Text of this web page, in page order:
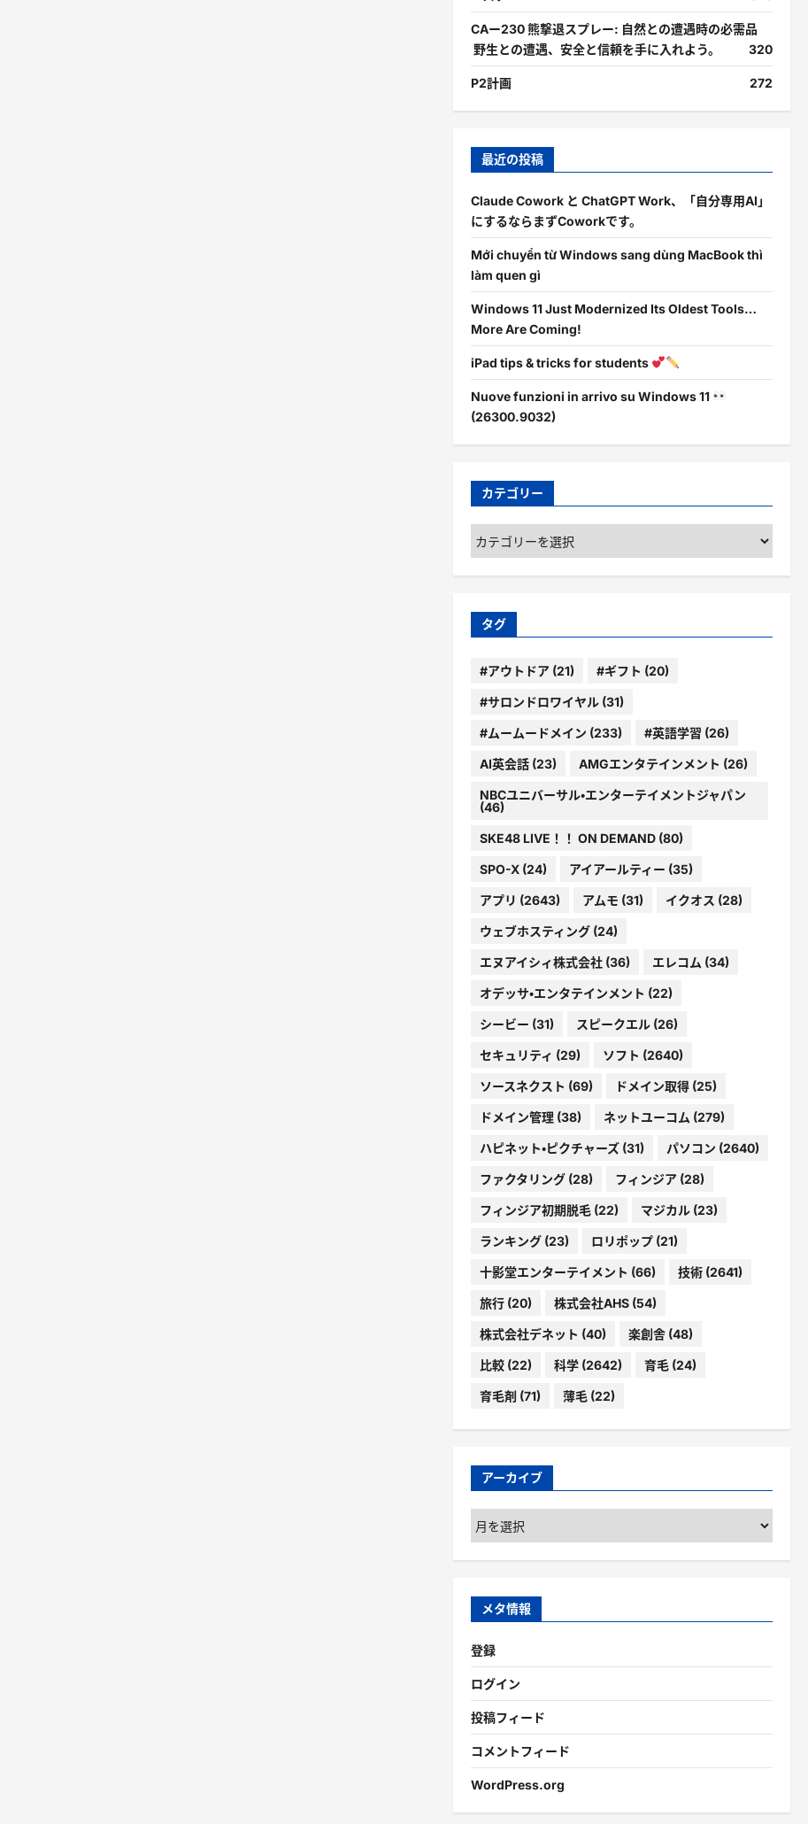
CAー230 熊撃退スプレー: 自然との遭遇時の必需品
野生との遭遇、安全と信頼を手に入れよう。
320
P2計画 272
最近の投稿
Claude Cowork と ChatGPT Work、「自分専用AI」
にするならまずCoworkです。
Mới chuyển từ Windows sang dùng MacBook thì
làm quen gì
Windows 11 Just Modernized Its Oldest Tools…
More Are Coming!
iPad tips & tricks for students
Nuove funzioni in arrivo su Windows 11
(26300.9032)
カテゴリー
カ
テ
ゴ
ー
タグ
#アウトドア(21) #ギフト (20)
#サロンドロワイヤル(31)
#ムームードメイン (233) #英語学習 (26)
AI英会話(23) AMGエンタテインメント (26)
NBCユニバーサル・エンターテイメントジャパン
(46)
SKE48 LIVE！！ ON DEMAND(80)
SPO-X(24) アイアールティー (35)
アプリ (2643) アムモ (31) イクオス (28)
ウェブホスティング(24)
エヌアイシィ株式会社(36) エレコム (34)
オデッサ・エンタテインメント (22)
シービー (31) スピークエル(26)
セキュリティ (29) ソフト (2640)
ソースネクスト (69) ドメイン取得(25)
ドメイン管理(38) ネットユーコム (279)
ハピネット・ピクチャーズ(31) パソコン (2640)
ファクタリング(28) フィンジア(28)
フィンジア初期脱毛(22) マジカル(23)
ランキング(23) ロリポップ(21)
十影堂エンターテイメント (66) 技術(2641)
旅行(20) 株式会社AHS(54)
株式会社デネット (40) 楽創舎(48)
比較(22) 科学(2642) 育毛(24)
育毛剤 (71) 薄毛(22)
アーカイブ
ア
ー
カ
ブ
メタ情報
登録
ログイン
投稿フィード
コメントフィード
WordPress.org